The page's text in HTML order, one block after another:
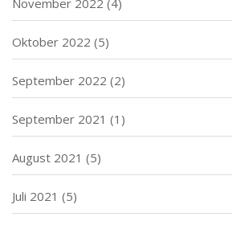
November 2022 (4)
Oktober 2022 (5)
September 2022 (2)
September 2021 (1)
August 2021 (5)
Juli 2021 (5)